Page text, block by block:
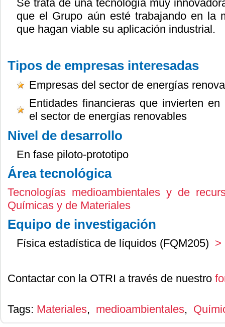
Se trata de una tecnología muy
que el Grupo aún esté trabajando en la
que hagan viable su aplicación industrial.
Tipos de empresas interesadas
Empresas del sector de energías
Entidades financieras que invierten
el sector de energías renovables
Nivel de desarrollo
En fase piloto-prototipo
Área tecnológica
Tecnologías medioambientales y de
Químicas y de Materiales
Equipo de investigación
Física estadística de líquidos (FQM205) >
Contactar con la OTRI a través de nuestro
Tags: Materiales, medioambientales,